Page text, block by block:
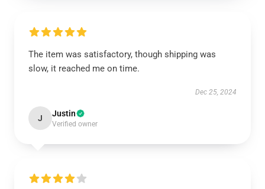
The item was satisfactory, though shipping was
slow, it reached me on time.
Dec 25, 2024
J Justin
Verified owner